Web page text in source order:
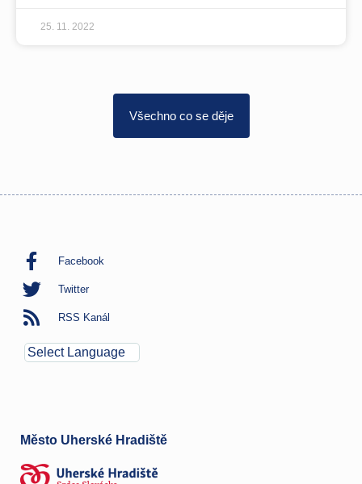
25. 11. 2022
Všechno co se děje
Facebook
Twitter
RSS Kanál
Město Uherské Hradiště